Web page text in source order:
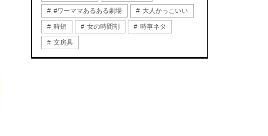
#ワーママあるある劇場 大人かっこいい
時短 女の時間割 時事ネタ
文房具